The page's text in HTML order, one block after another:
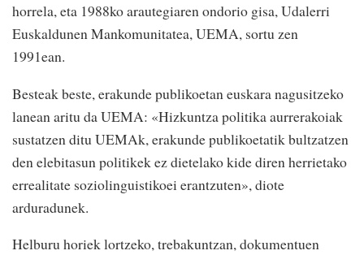
horrela, eta 1988ko arautegiaren ondorio gisa, Udalerri
Euskaldunen Mankomunitatea, UEMA, sortu zen
1991ean.
Besteak beste, erakunde publikoetan euskara nagusitzeko
lanean aritu da UEMA: «Hizkuntza politika aurrerakoiak
sustatzen ditu UEMAk, erakunde publikoetatik bultzatzen
den elebitasun politikek ez dietelako kide diren herrietako
errealitate soziolinguistikoei erantzuten», diote
arduradunek.
Helburu horiek lortzeko, trebakuntzan, dokumentuen